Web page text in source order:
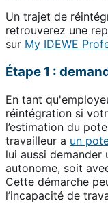
Un trajet de
retrouverez une
sur My IDEWE
Étape 1 :
En tant
réintégration si
l’estimation du
travailleur a un
lui aussi
autonome, soit
Cette démarche
l’incapacité de